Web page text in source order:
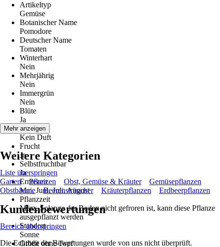
Artikeltyp
Gemüse
Botanischer Name
Pomodore
Deutscher Name
Tomaten
Winterhart
Nein
Mehrjährig
Nein
Immergrün
Nein
Blüte
Ja
Duft
Kein Duft
Frucht
Ja
Selbstfruchtbar
Ja
Erntezeit
Mai, Juni, Juli, August
Pflanzzeit
März, Solange der Boden nicht gefroren ist, kann diese Pflanze
ausgepflanzt werden
Standort
Sonne
Größe ohne Topf
Mehr anzeigen
Weitere Kategorien
Liste überspringen
Garten
Pflanzen Obst, Gemüse & Kräuter
Gemüsepflanzen
Obstbäume
Beerensträucher Kräuterpflanzen Erdbeerpflanzen
Kundenbewertungen
Bereich überspringen
Die Echtheit der Bewertungen wurde von uns nicht überprüft.